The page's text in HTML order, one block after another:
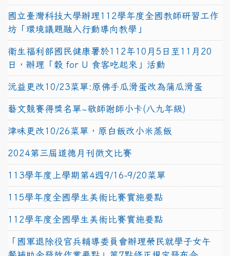
國立臺灣科技大學辦理112學年度全國教師研習工作
坊「環境議題融入行動導向教學」
衛生福利部國民健康署於112年10月5日至11月20
日，辦理「穀 for U 食客吃起來」活動
沅益更改10/23菜單:原佛手瓜滑蛋改為蒲瓜滑蛋
藝文競賽得獎名單~敬師謝師小卡(八九年級)
津味更改10/26菜單，原白飯改小米蒸飯
2024第三屆道德月刊徵文比賽
113學年度上學期第4週9/16-9/20菜單
115學年度全國學生美術比賽實施要點
112學年度全國學生美術比賽實施要點
「國軍退除役官兵輔導委員會辦理榮民就學子女午